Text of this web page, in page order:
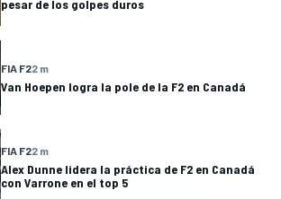
pesar de los golpes duros
FIA F22 m
Van Hoepen logra la pole de la F2 en Canadá
FIA F22 m
Alex Dunne lidera la práctica de F2 en Canadá
con Varrone en el top 5